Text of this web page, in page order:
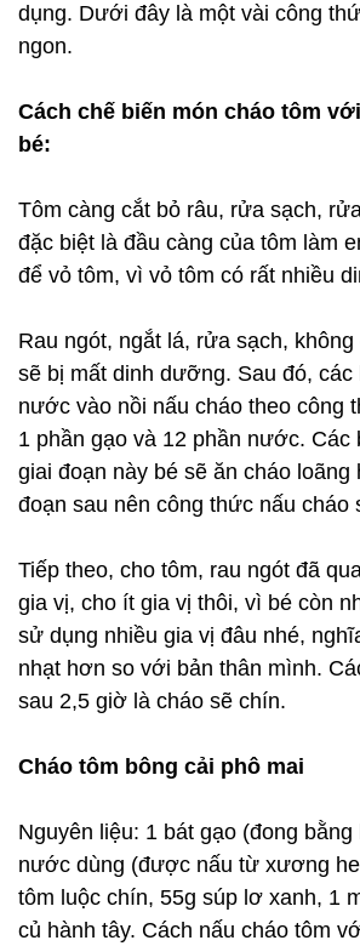
dụng. Dưới đây là một vài công
ngon.
Cách chế biến món cháo tôm
bé:
Tôm càng cắt bỏ râu, rửa sạch,
đặc biệt là đầu càng của tôm làm
để vỏ tôm, vì vỏ tôm có rất nhiều
Rau ngót, ngắt lá, rửa sạch,
sẽ bị mất dinh dưỡng. Sau đó, các
nước vào nồi nấu cháo theo công
1 phần gạo và 12 phần nước. Các
giai đoạn này bé sẽ ăn cháo
đoạn sau nên công thức nấu cháo
Tiếp theo, cho tôm, rau ngót đã
gia vị, cho ít gia vị thôi, vì bé còn
sử dụng nhiều gia vị đâu nhé,
nhạt hơn so với bản thân mình.
sau 2,5 giờ là cháo sẽ chín.
Cháo tôm bông cải phô mai
Nguyên liệu: 1 bát gạo (đong
nước dùng (được nấu từ xương
tôm luộc chín, 55g súp lơ xanh, 1
củ hành tây. Cách nấu cháo tôm